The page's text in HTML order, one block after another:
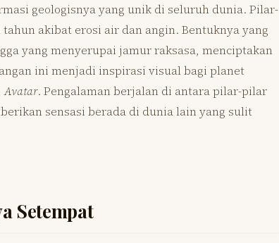
geologisnya yang unik di seluruh dunia. Pilar-
akibat erosi air dan angin. Bentuknya yang
yang menyerupai jamur raksasa, menciptakan
ini menjadi inspirasi visual bagi planet
Avatar. Pengalaman berjalan di antara pilar-pilar
sensasi berada di dunia lain yang sulit
Setempat